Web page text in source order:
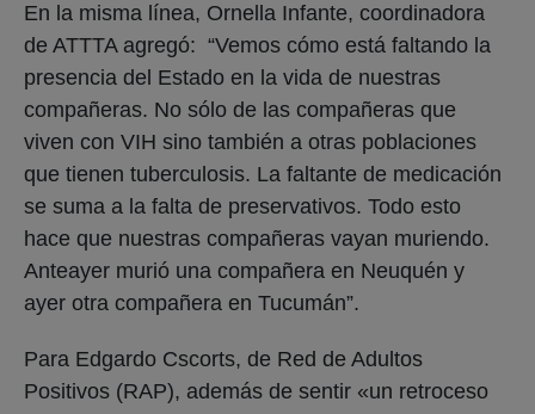
En la misma línea, Ornella Infante, coordinadora
de ATTTA agregó: “Vemos cómo está faltando la
presencia del Estado en la vida de nuestras
compañeras. No sólo de las compañeras que
viven con VIH sino también a otras poblaciones
que tienen tuberculosis. La faltante de medicación
se suma a la falta de preservativos. Todo esto
hace que nuestras compañeras vayan muriendo.
Anteayer murió una compañera en Neuquén y
ayer otra compañera en Tucumán”.
Para Edgardo Cscorts, de Red de Adultos
Positivos (RAP), además de sentir «un retroceso